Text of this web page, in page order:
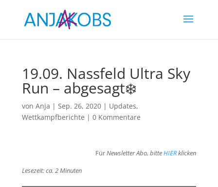
19.09. Nassfeld Ultra Sky
Run – abgesagt❄️
von Anja | Sep. 26, 2020| Updates,
Wettkampfberichte | 0 Kommentare
FürNewsletter Abo, bitteHIERklicken
Lesezeit: ca. 2 Minuten